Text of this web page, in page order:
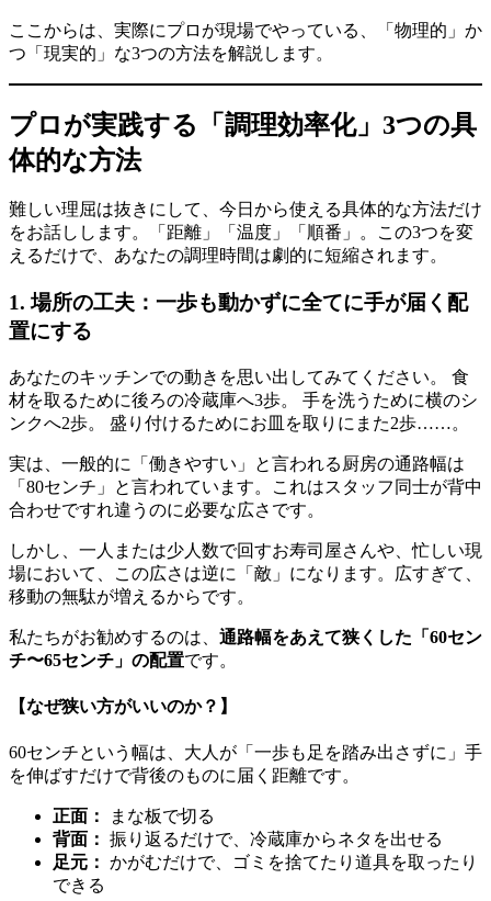
ここからは、実際にプロが現場でやっている、「物理的」か
つ「現実的」な3つの方法を解説します。
プロが実践する「調理効率化」3つの具
体的な方法
難しい理屈は抜きにして、今日から使える具体的な方法だけ
をお話しします。「距離」「温度」「順番」。この3つを変
えるだけで、あなたの調理時間は劇的に短縮されます。
1. 場所の工夫：一歩も動かずに全てに手が届く配
置にする
あなたのキッチンでの動きを思い出してみてください。 食
材を取るために後ろの冷蔵庫へ3歩。 手を洗うために横のシ
ンクへ2歩。 盛り付けるためにお皿を取りにまた2歩……。
実は、一般的に「働きやすい」と言われる厨房の通路幅は
「80センチ」と言われています。これはスタッフ同士が背中
合わせですれ違うのに必要な広さです。
しかし、一人または少人数で回すお寿司屋さんや、忙しい現
場において、この広さは逆に「敵」になります。広すぎて、
移動の無駄が増えるからです。
私たちがお勧めするのは、 通路幅をあえて狭くした「60セン
チ〜65センチ」の配置です。
【なぜ狭い方がいいのか？】
60センチという幅は、大人が「一歩も足を踏み出さずに」手
を伸ばすだけで背後のものに届く距離です。
正面：
まな板で切る
背面： 振り返るだけで、冷蔵庫からネタを出せる
足元： かがむだけで、ゴミを捨てたり道具を取ったり
できる